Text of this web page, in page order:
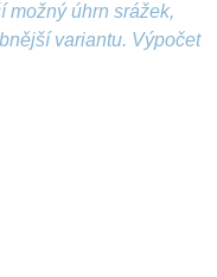
možný úhrn srážek,
variantu. Výpočet